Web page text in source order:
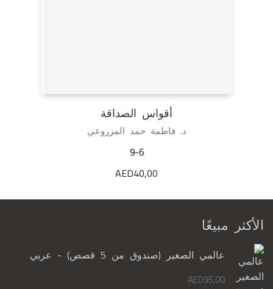
أقواس الصداقة
د. فاطمة حمد المزروعي
9-6
AED40,00
الأكثر مبيعًا
عالمي الصغير (صندوق من 5 قصص) - عربي
AED95,00